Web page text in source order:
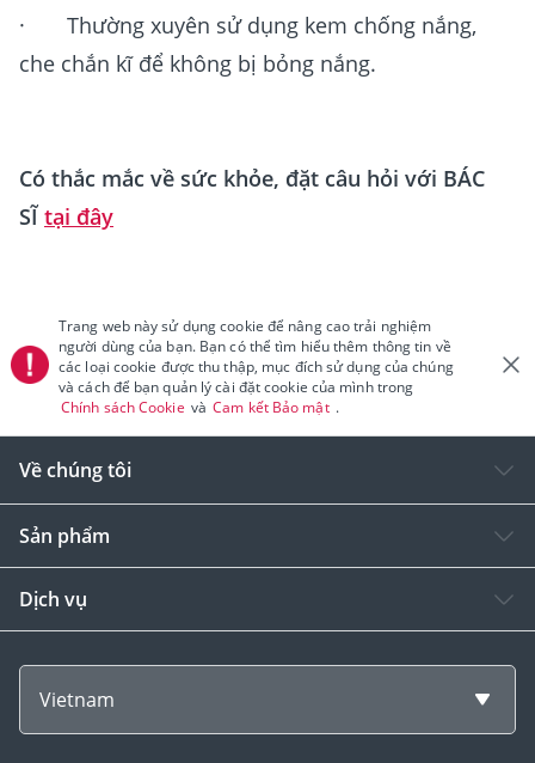
· Thường xuyên sử dụng kem chống nắng,
che chắn kĩ để không bị bỏng nắng.
Có thắc mắc về sức khỏe, đặt câu hỏi với BÁC
SĨ tại đây
Trang web này sử dụng cookie để nâng cao trải nghiệm
người dùng của bạn. Bạn có thể tìm hiểu thêm thông tin về
các loại cookie được thu thập, mục đích sử dụng của chúng
và cách để bạn quản lý cài đặt cookie của mình trong
Chính sách Cookie và Cam kết Bảo mật .
Về chúng tôi
Sản phẩm
Dịch vụ
Vietnam